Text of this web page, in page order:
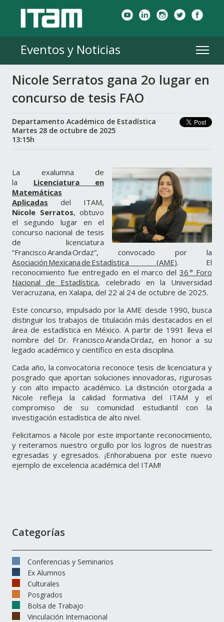
Eventos y Noticias
Nicole Serratos gana 2o lugar en
concurso de tesis FAO
Departamento Académico de Estadística
Martes 28 de octubre de 2025
13:15h
La exalumna de
la Licenciatura en
Matemáticas
Aplicadas del ITAM,
Nicole Serratos, obtuvo
el segundo lugar en el
concurso nacional de tesis
de licenciatura
“Francisco Aranda Ordaz”, convocado por la
Asociación Mexicana de Estadística (AME). El
reconocimiento fue entregado en el marco del36 ° Foro
Nacional de Estadística, celebrado en la Universidad
Veracruzana, en Xalapa, del 22 al 24 de octubre de 2025.
Este concurso, impulsado por la AME desde 1990, busca
distinguir los trabajos de titulación más destacados en el
área de estadística en México. A partir de 1991 lleva el
nombre del Dr. Francisco Aranda Ordaz, en honor a su
legado académico y científico en esta disciplina.
Cada año, la convocatoria reconoce tesis de licenciatura y
posgrado que aportan soluciones innovadoras, rigurosas
y con alto impacto académico. La distinción otorgada a
Nicole refleja la calidad formativa del ITAM y el
compromiso de su comunidad estudiantil con la
investigación estadística de alto nivel.
Felicitamos a Nicole por este importante reconocimiento,
y reiteramos nuestro orgullo por los logros de nuestras
egresadas y egresados. ¡Enhorabuena por este nuevo
ejemplo de excelencia académica del ITAM!
Categorías
Conferencias y Seminarios
Ex Alumnos
Culturales
Posgrados
Bolsa de Trabajo
Vinculación Internacional